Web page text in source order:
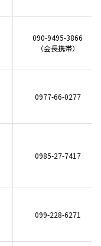
090-9495-3866
（会長携帯）
0977-66-0277
0985-27-7417
099-228-6271